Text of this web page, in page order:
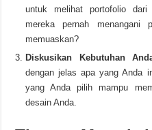
untuk melihat portofolio
mereka pernah menangani
memuaskan?
Diskusikan Kebutuhan
dengan jelas apa yang Anda
yang Anda pilih mampu
desain Anda.